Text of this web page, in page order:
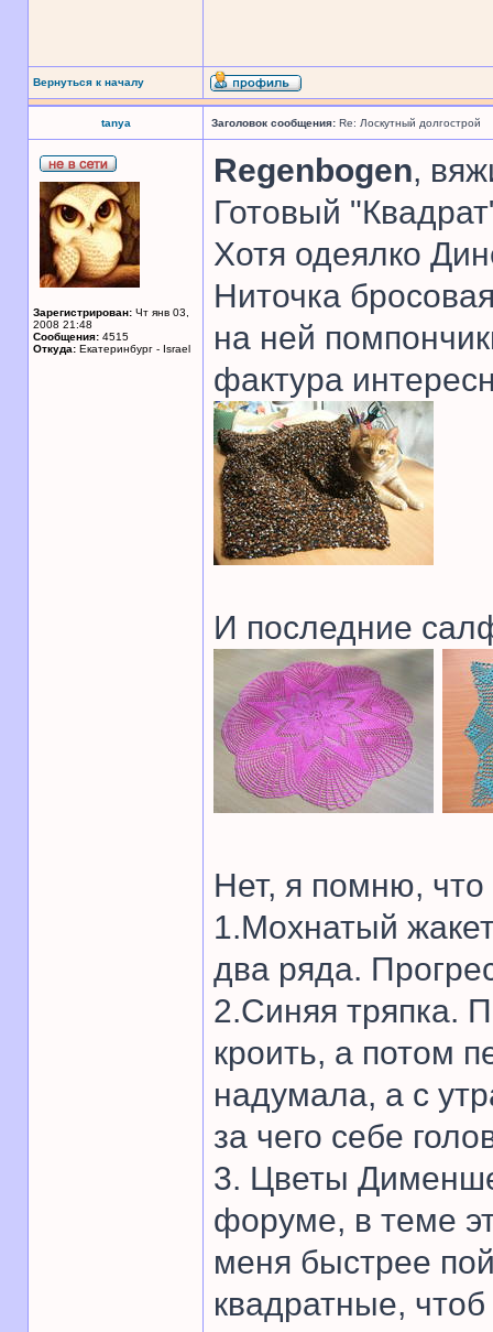
Вернуться к началу
tanya Заголовок сообщения: Re: Лоскутный долгострой
Зарегистрирован: Чт янв 03,
2008 21:48
Сообщения: 4515
Откуда: Екатеринбург - Israel
Regenbogen,
Готовый
Хотя одеялко
Ниточка
на ней
фактура
И последние
Нет, я помню, что
1.Мохнатый
два ряда.
2.Синяя тряпка.
кроить, а потом
надумала, а с
за чего себе
3. Цветы
форуме, в теме
меня быстрее
квадратные,